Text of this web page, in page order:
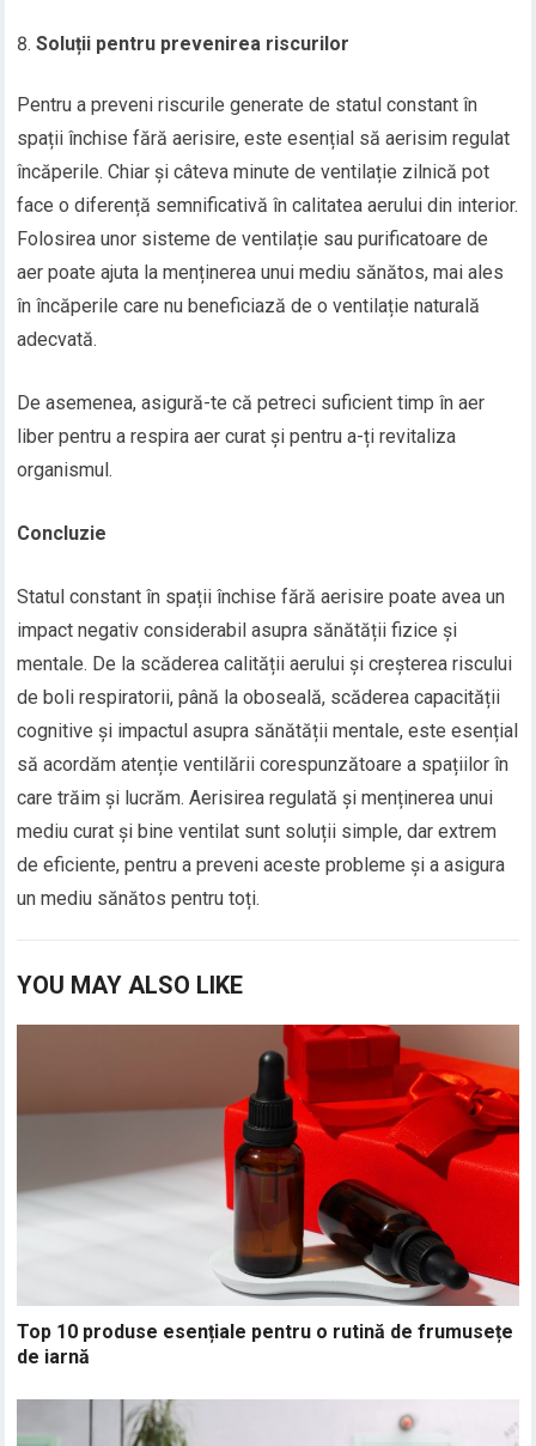
Soluții pentru prevenirea riscurilor
Pentru a preveni riscurile generate de statul constant în
spații închise fără aerisire, este esențial să aerisim regulat
încăperile. Chiar și câteva minute de ventilație zilnică pot
face o diferență semnificativă în calitatea aerului din interior.
Folosirea unor sisteme de ventilație sau purificatoare de
aer poate ajuta la menținerea unui mediu sănătos, mai ales
în încăperile care nu beneficiază de o ventilație naturală
adecvată.
De asemenea, asigură-te că petreci suficient timp în aer
liber pentru a respira aer curat și pentru a-ți revitaliza
organismul.
Concluzie
Statul constant în spații închise fără aerisire poate avea un
impact negativ considerabil asupra sănătății fizice și
mentale. De la scăderea calității aerului și creșterea riscului
de boli respiratorii, până la oboseală, scăderea capacității
cognitive și impactul asupra sănătății mentale, este esențial
să acordăm atenție ventilării corespunzătoare a spațiilor în
care trăim și lucrăm. Aerisirea regulată și menținerea unui
mediu curat și bine ventilat sunt soluții simple, dar extrem
de eficiente, pentru a preveni aceste probleme și a asigura
un mediu sănătos pentru toți.
YOU MAY ALSO LIKE
Top 10 produse esențiale pentru o rutină de frumusețe
de iarnă